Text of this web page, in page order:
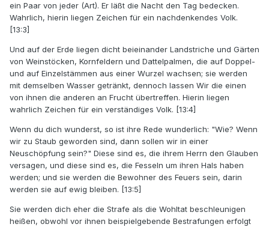
ein Paar von jeder (Art). Er läßt die Nacht den Tag bedecken.
Wahrlich, hierin liegen Zeichen für ein nachdenkendes Volk.
[13:3]
Und auf der Erde liegen dicht beieinander Landstriche und Gärten
von Weinstöcken, Kornfeldern und Dattelpalmen, die auf Doppel-
und auf Einzelstämmen aus einer Wurzel wachsen; sie werden
mit demselben Wasser getränkt, dennoch lassen Wir die einen
von ihnen die anderen an Frucht übertreffen. Hierin liegen
wahrlich Zeichen für ein verständiges Volk. [13:4]
Wenn du dich wunderst, so ist ihre Rede wunderlich: "Wie? Wenn
wir zu Staub geworden sind, dann sollen wir in einer
Neuschöpfung sein?" Diese sind es, die ihrem Herrn den Glauben
versagen, und diese sind es, die Fesseln um ihren Hals haben
werden; und sie werden die Bewohner des Feuers sein, darin
werden sie auf ewig bleiben. [13:5]
Sie werden dich eher die Strafe als die Wohltat beschleunigen
heißen, obwohl vor ihnen beispielgebende Bestrafungen erfolgt